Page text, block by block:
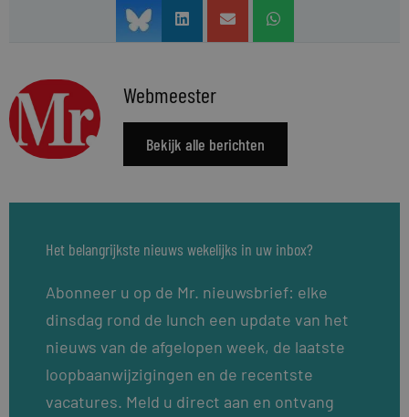
Webmeester
Bekijk alle berichten
Het belangrijkste nieuws wekelijks in uw inbox?
Abonneer u op de Mr. nieuwsbrief: elke
dinsdag rond de lunch een update van het
nieuws van de afgelopen week, de laatste
loopbaanwijzigingen en de recentste
vacatures. Meld u direct aan en ontvang